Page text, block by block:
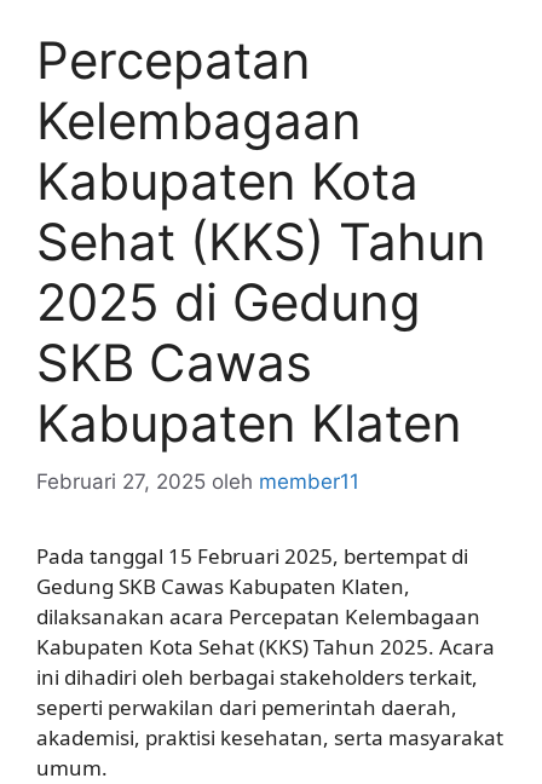
Percepatan
Kelembagaan
Kabupaten Kota
Sehat (KKS) Tahun
2025 di Gedung
SKB Cawas
Kabupaten Klaten
Februari 27, 2025 oleh member11
Pada tanggal 15 Februari 2025, bertempat di
Gedung SKB Cawas Kabupaten Klaten,
dilaksanakan acara Percepatan Kelembagaan
Kabupaten Kota Sehat (KKS) Tahun 2025. Acara
ini dihadiri oleh berbagai stakeholders terkait,
seperti perwakilan dari pemerintah daerah,
akademisi, praktisi kesehatan, serta masyarakat
umum.